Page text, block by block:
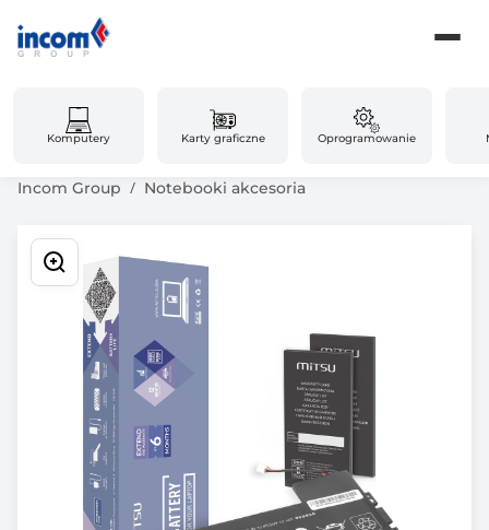
Komputery Karty graficzne Oprogramowanie
Incom Group Notebooki akcesoria